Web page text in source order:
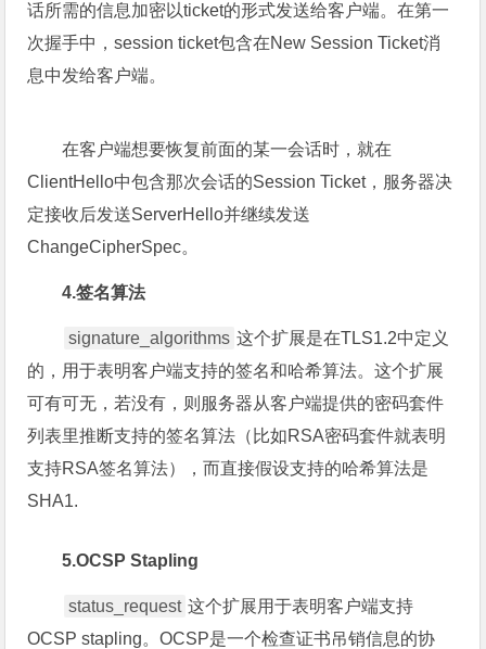
话所需的信息加密以ticket的形式发送给客户端。在第一
次握手中，session ticket包含在New Session Ticket消
息中发给客户端。
在客户端想要恢复前面的某一会话时，就在
ClientHello中包含那次会话的Session Ticket，服务器决
定接收后发送ServerHello并继续发送
ChangeCipherSpec。
4.签名算法
signature_algorithms 这个扩展是在TLS1.2中定义
的，用于表明客户端支持的签名和哈希算法。这个扩展
可有可无，若没有，则服务器从客户端提供的密码套件
列表里推断支持的签名算法（比如RSA密码套件就表明
支持RSA签名算法），而直接假设支持的哈希算法是
SHA1.
5.OCSP Stapling
status_request 这个扩展用于表明客户端支持
OCSP stapling。OCSP是一个检查证书吊销信息的协